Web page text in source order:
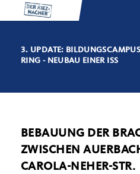
3. UPDATE:
RING - NEUBAU EINER ISS
BEBAUUNG DER
ZWISCHEN
CAROLA-NEHER-STR.